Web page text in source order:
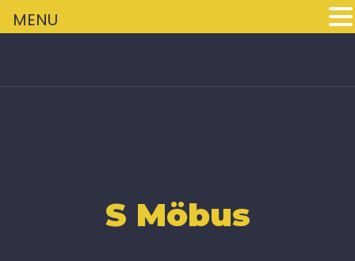
S Möbus
MENU